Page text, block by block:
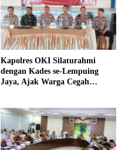
Kapolres OKI Silaturahmi
dengan Kades se-Lempuing
Jaya, Ajak Warga Cegah